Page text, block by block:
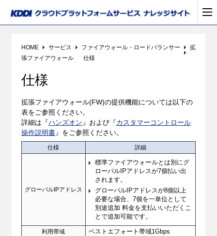
HOME サービス ファイアウォール・ロードバランサー
拡
張ファイアウォール
仕様
仕様
拡張ファイアウォール(FW)の提供機能については以下の
表をご参照ください。
詳細は『ハンズオン 』および『カスタマーコントロール
操作説明書』をご参照ください。
仕様 詳細
グローバルIPアドレス
標準ファイアウォールとは別にグ
ローバルIPアドレスが7個払い出
されます。
グローバルIPアドレスが8個以上
必要な場合、7個を一単位として
別途追加 料金を支払いいただくこ
とで追加可能です。
利用帯域 ベストエフォート帯域1Gbps